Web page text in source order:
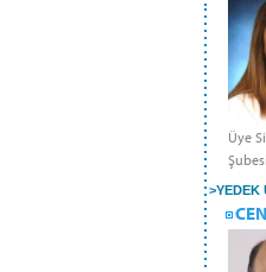
Üye
>YEDEK